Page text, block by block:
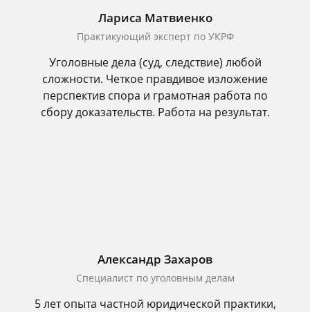
Лариса Матвиенко
Практикующий эксперт по УКРФ
Уголовные дела (суд, следствие) любой
сложности. Четкое правдивое изложение
перспектив спора и грамотная работа по
сбору доказательств. Работа на результат.
Александр Захаров
Специалист по уголовным делам
5 лет опыта частной юридической практики,